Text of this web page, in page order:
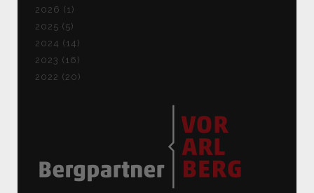
2026 (1)
2025 (5)
2024 (14)
2023 (16)
2022 (20)